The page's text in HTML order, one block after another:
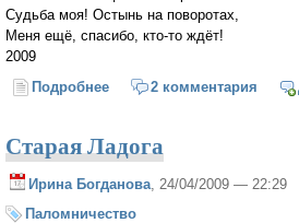
Судьба моя! Остынь на поворотах,
Меня ещё, спасибо, кто-то ждёт!
2009
Подробнее о Любовь не
2 комментария
Старая Ладога
Ирина Богданова, 24/04/2009 — 22:29
Паломничество